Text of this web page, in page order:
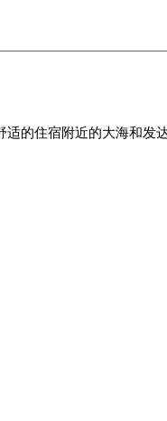
的住宿附近的大海和发达